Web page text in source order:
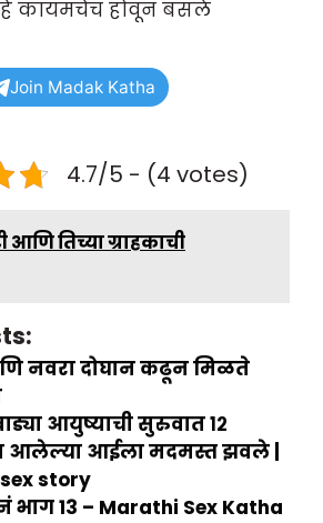
कायमचेच होवून बसले
Join Madak Katha
4.7/5 - (4 votes)
आणि तिच्या ग्राहकाची
नवरा दोघान कढून मिळते
आयुष्याची सुरुवात १२
आलेल्या आईला मदमस्त झवले |
story
भाग 13 – Marathi Sex Katha